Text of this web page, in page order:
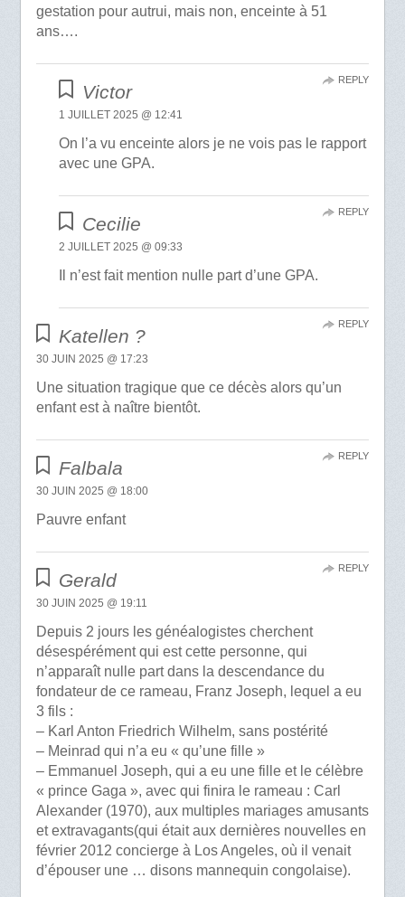
gestation pour autrui, mais non, enceinte à 51
ans….
Victor
1 JUILLET 2025 @ 12:41
On l’a vu enceinte alors je ne vois pas le rapport
avec une GPA.
REPLY
Cecilie
2 JUILLET 2025 @ 09:33
Il n’est fait mention nulle part d’une GPA.
REPLY
Katellen ?
30 JUIN 2025 @ 17:23
Une situation tragique que ce décès alors qu’un
enfant est à naître bientôt.
REPLY
Falbala
30 JUIN 2025 @ 18:00
Pauvre enfant
REPLY
Gerald
30 JUIN 2025 @ 19:11
Depuis 2 jours les généalogistes cherchent
désespérément qui est cette personne, qui
n’apparaît nulle part dans la descendance du
fondateur de ce rameau, Franz Joseph, lequel a eu
3 fils :
– Karl Anton Friedrich Wilhelm, sans postérité
– Meinrad qui n’a eu « qu’une fille »
– Emmanuel Joseph, qui a eu une fille et le célèbre
« prince Gaga », avec qui finira le rameau : Carl
Alexander (1970), aux multiples mariages amusants
et extravagants(qui était aux dernières nouvelles en
février 2012 concierge à Los Angeles, où il venait
d’épouser une … disons mannequin congolaise).
REPLY